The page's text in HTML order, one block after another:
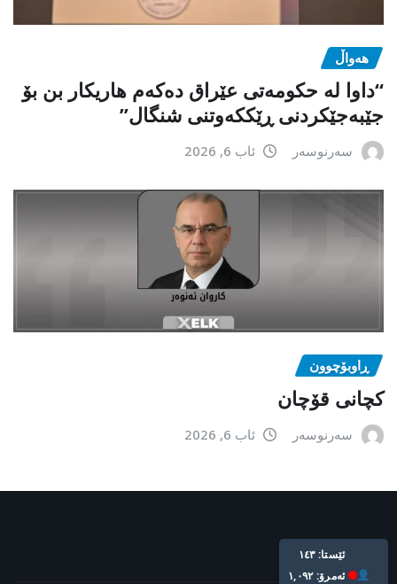
هەواڵ
“داوا لە حكومەتی عێراق دەكەم هاریكار بن بۆ
جێبەجێكردنی ڕێككەوتنی شنگال”
سەرنوسەر ئاب 6, 2026
ڕاوبۆچوون
کچانی قۆچان
سەرنوسەر ئاب 6, 2026
Live: 143
Today: 1,092